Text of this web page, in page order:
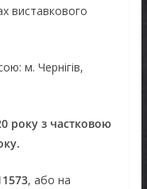
виставкового
м. Чернігів,
року з частковою
, або на